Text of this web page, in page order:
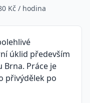
Kč / hodina
úklid především
Práce je
přivýdělek po